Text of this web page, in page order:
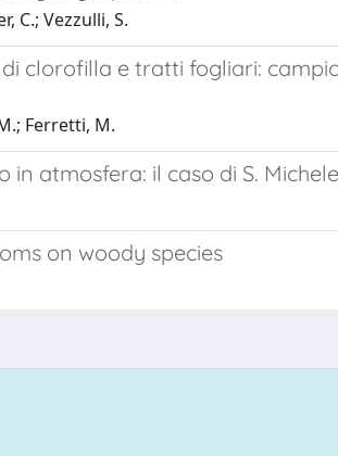
C.; Vezzulli, S.
clorofilla e tratti fogliari:
Ferretti, M.
atmosfera: il caso di S.
on woody species